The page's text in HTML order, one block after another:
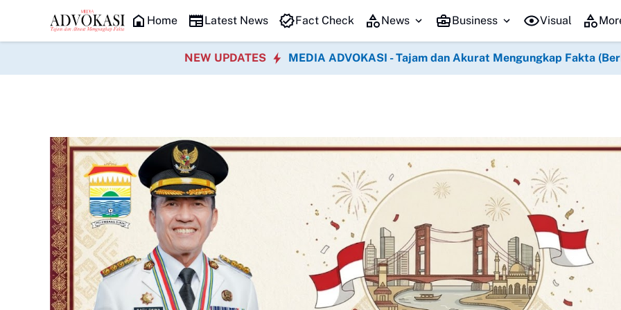
HEADLINE Semangat Kemerdekaan
Home Latest News Fact Check News Business Visual
NEW UPDATES MEDIA ADVOKASI - Tajam dan Akurat Mengungkap Fakta